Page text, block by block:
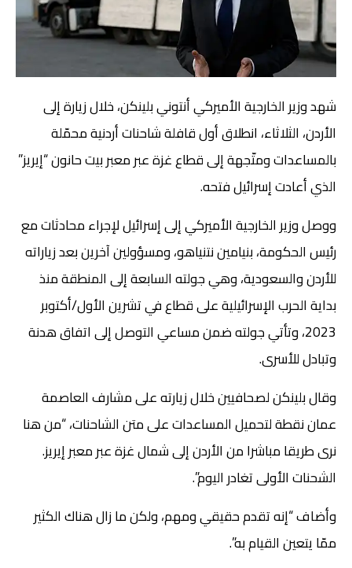
شهد وزير الخارجية الأميركي أنتوني بلينكن، خلال زيارة إلى
الأردن، الثلاثاء، انطلاق أول قافلة شاحنات أردنية محمّلة
بالمساعدات ومتّجهة إلى قطاع غزة عبر معبر بيت حانون “إيريز”
الذي أعادت إسرائيل فتحه.
ووصل وزير الخارجية الأميركي إلى إسرائيل لإجراء محادثات مع
رئيس الحكومة، بنيامين نتنياهو، ومسؤولين آخرين بعد زياراته
للأردن والسعودية، وهي جولته السابعة إلى المنطقة منذ
بداية الحرب الإسرائيلية على قطاع في تشرين الأول/أكتوبر
2023، وتأتي جولته ضمن مساعي التوصل إلى اتفاق هدنة
وتبادل للأسرى.
وقال بلينكن لصحافيين خلال زيارته على مشارف العاصمة
عمان نقطة لتحميل المساعدات على متن الشاحنات، “من هنا
نرى طريقا مباشرا من الأردن إلى شمال غزة عبر معبر إيريز.
الشحنات الأولى تغادر اليوم”.
وأضاف “إنه تقدم حقيقي ومهم، ولكن ما زال هناك الكثير
ممّا يتعين القيام به”.